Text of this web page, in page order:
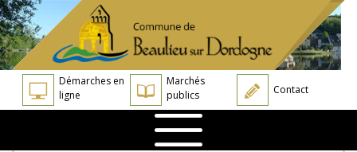
Aller
au
contenu
principal
Démarches en
ligne
Marchés
publics
Contact
Panneau de gestion des cookies